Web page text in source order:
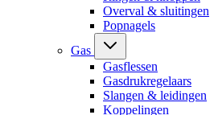
Overval & sluitingen
Popnagels
Gas
Gasflessen
Gasdrukregelaars
Slangen & leidingen
Koppelingen